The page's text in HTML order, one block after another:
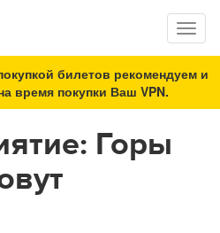
билетов рекомендуем и
время покупки Ваш VPN.
Горы